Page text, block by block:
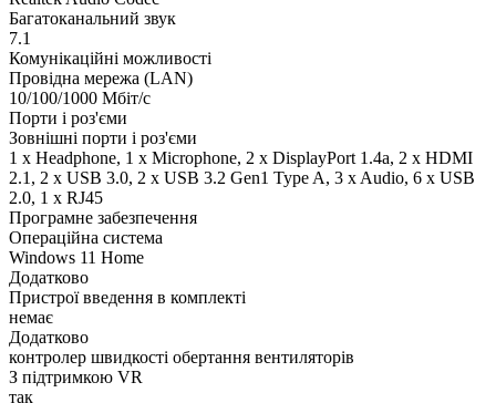
Багатоканальний звук
7.1
Комунікаційні можливості
Провідна мережа (LAN)
10/100/1000 Мбіт/с
Порти і роз'єми
Зовнішні порти і роз'єми
1 x Нeadphone, 1 х Microphone, 2 x DisplayPort 1.4a, 2 x HDMI
2.1, 2 x USB 3.0, 2 x USB 3.2 Gen1 Type A, 3 x Audio, 6 x USB
2.0, 1 x RJ45
Програмне забезпечення
Операційна система
Windows 11 Home
Додатково
Пристрої введення в комплекті
немає
Додатково
контролер швидкості обертання вентиляторів
З підтримкою VR
так